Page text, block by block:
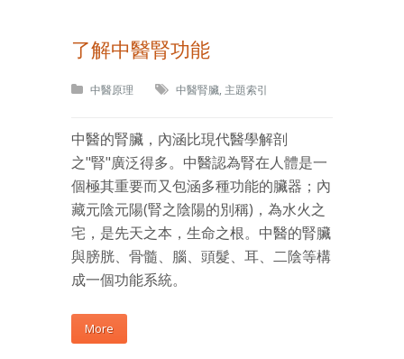
了解中醫腎功能
中醫原理 中醫腎臟, 主題索引
中醫的腎臟，內涵比現代醫學解剖
之"腎"廣泛得多。中醫認為腎在人體是一
個極其重要而又包涵多種功能的臟器；內
藏元陰元陽(腎之陰陽的別稱)，為水火之
宅，是先天之本，生命之根。中醫的腎臟
與膀胱、骨髓、腦、頭髮、耳、二陰等構
成一個功能系統。
More